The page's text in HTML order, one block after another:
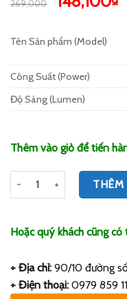
dựa trên
269,000
là:
269,000₫.
Tên Sản phẩm (Model)
Công Suất (Power)
Độ Sáng (Lumen)
Thêm vào giỏ để tiến
Số lượng THÊM
Hoặc quý khách cũng
+ Địa chỉ: 90/10 đường
+ Điện thoại: 0979 859